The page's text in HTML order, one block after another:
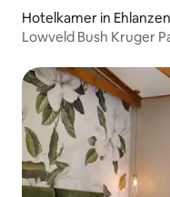
Hotelkamer in
Lowveld Bush Kruger